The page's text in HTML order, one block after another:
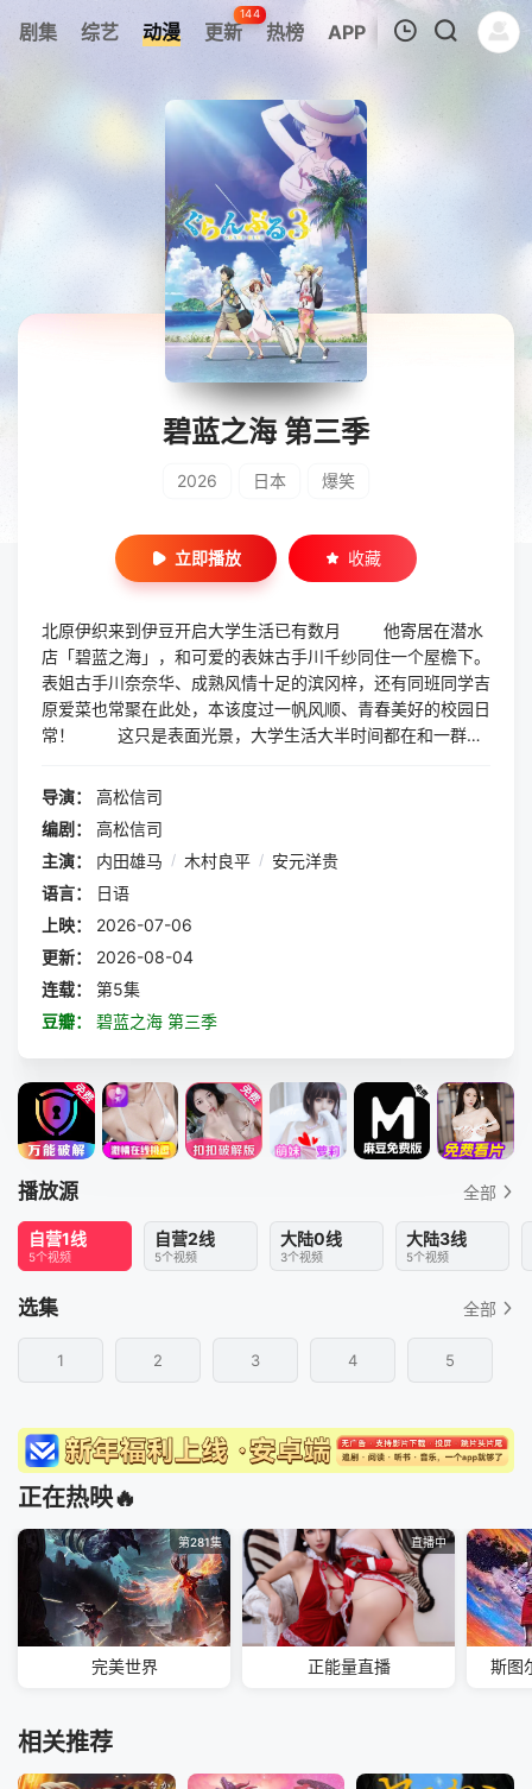
剧集 综艺 动漫 更新
144
热榜 APP
我的观影记录
暂无观看影片的记录
碧蓝之海 第三季
2026 日本 爆笑
立即播放 收藏
北原伊织来到伊豆开启大学生活已有数月 他寄居在潜水
店「碧蓝之海」，和可爱的表妹古手川千纱同住一个屋檐下。
表姐古手川奈奈华、成熟风情十足的滨冈梓，还有同班同学吉
原爱菜也常聚在此处，本该度过一帆风顺、青春美好的校园日
常！ 这只是表面光景，大学生活大半时间都在和一群裸
o」，潜水只是副业，这群壮汉日常一丝不挂、把酒言欢胡闹
底融入社团氛围。 就在这时，奈奈华拜托伊织前去帮
忙：潜水店 海豚 要在帕劳开设分店，人手严重不足。但伊织
想起耕平之前说过，没法实时追番所以不想出国 这个夏
天，首次奔赴海外帕劳，全新的碧蓝爆笑生活正式开幕
导演：
高松信司
编剧：
高松信司
主演：
内田雄马 / 木村良平 / 安元洋贵
语言：
日语
上映：
2026-07-06
更新：
2026-08-04
连载：
第5集
豆瓣：
碧蓝之海 第三季
播放源 全部
自营1线
5个视频
自营2线
5个视频
大陆0线
3个视频
大陆3线
5个视频
选集 全部
1 2 3 4 5
正在热映🔥
第281集
完美世界
直播中
正能量直播 斯图
相关推荐